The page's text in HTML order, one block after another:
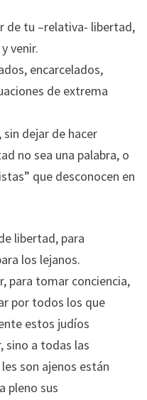
de tu –relativa- libertad,
venir.
encarcelados,
de extrema
dejar de hacer
no sea una palabra, o
que desconocen en
libertad, para
los lejanos.
para tomar conciencia,
por todos los que
estos judíos
sino a todas las
son ajenos están
pleno sus